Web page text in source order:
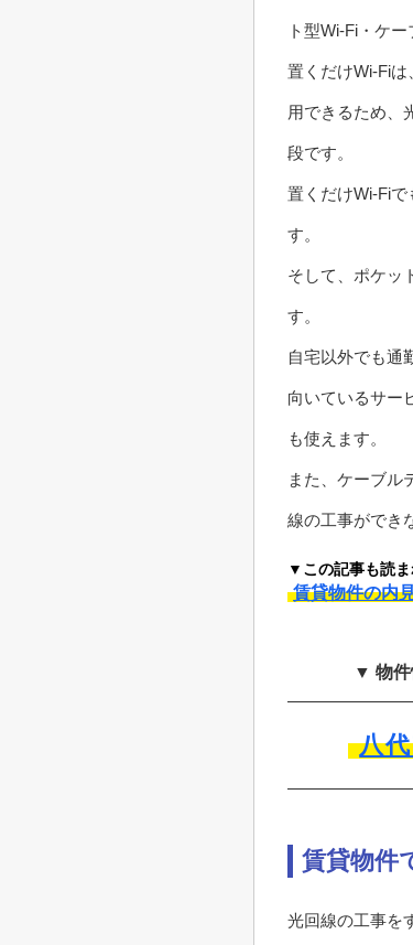
ト型Wi-Fi・ケ
置くだけWi-Fiは
用できるため、
段です。
置くだけWi-Fi
す。
そして、ポケッ
す。
自宅以外でも通
向いているサー
も使えます。
また、ケーブル
線の工事ができ
▼この記事も読
賃貸物件の内
▼ 物件
八
賃貸物件
光回線の工事を